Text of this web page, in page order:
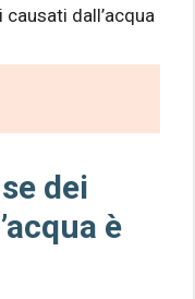
dall’acqua
dei
è